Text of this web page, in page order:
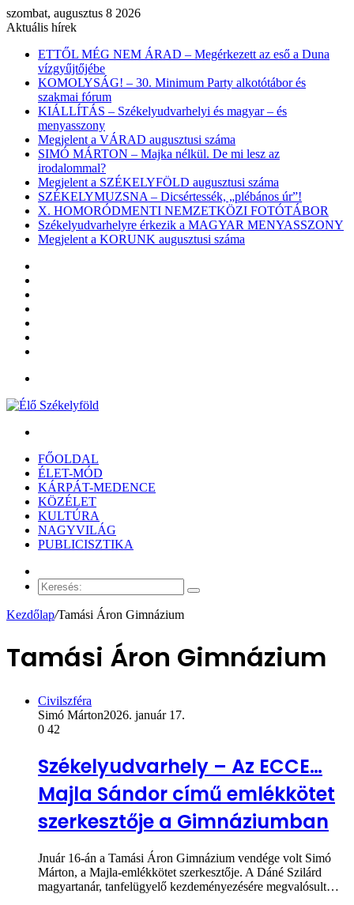
szombat, augusztus 8 2026
Aktuális hírek
ETTŐL MÉG NEM ÁRAD – Megérkezett az eső a Duna
vízgyűjtőjébe
KOMOLYSÁG! – 30. Minimum Party alkotótábor és
szakmai fórum
KIÁLLÍTÁS – Székelyudvarhelyi és magyar – és
menyasszony
Megjelent a VÁRAD augusztusi száma
SIMÓ MÁRTON – Majka nélkül. De mi lesz az
irodalommal?
Megjelent a SZÉKELYFÖLD augusztusi száma
SZÉKELYMUZSNA – Dicsértessék, „plébános úr”!
X. HOMORÓDMENTI NEMZETKÖZI FOTÓTÁBOR
Székelyudvarhelyre érkezik a MAGYAR MENYASSZONY
Megjelent a KORUNK augusztusi száma
FŐOLDAL
ÉLET-MÓD
KÁRPÁT-MEDENCE
KÖZÉLET
KULTÚRA
NAGYVILÁG
PUBLICISZTIKA
cikk
Keresés:
Kezdőlap/Tamási Áron Gimnázium
Tamási Áron Gimnázium
Civilszféra
Simó Márton2026. január 17.
0 42
Székelyudvarhely – Az ECCE…
Majla Sándor című emlékkötet
szerkesztője a Gimnáziumban
Jnuár 16-án a Tamási Áron Gimnázium vendége volt Simó
Márton, a Majla-emlékkötet szerkesztője. A Dáné Szilárd
magyartanár, tanfelügyelő kezdeményezésére megvalósult…